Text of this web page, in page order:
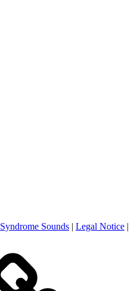
Syndrome Sounds | Legal Notice |